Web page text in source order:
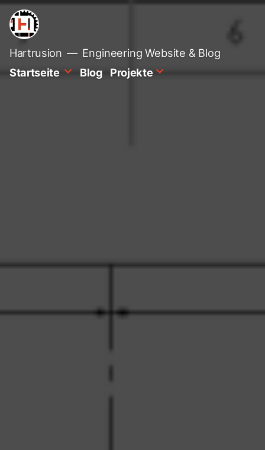
Zum
Inhalt
springen
Hartrusion
Engineering Website & Blog
Startseite
Blog Projekte